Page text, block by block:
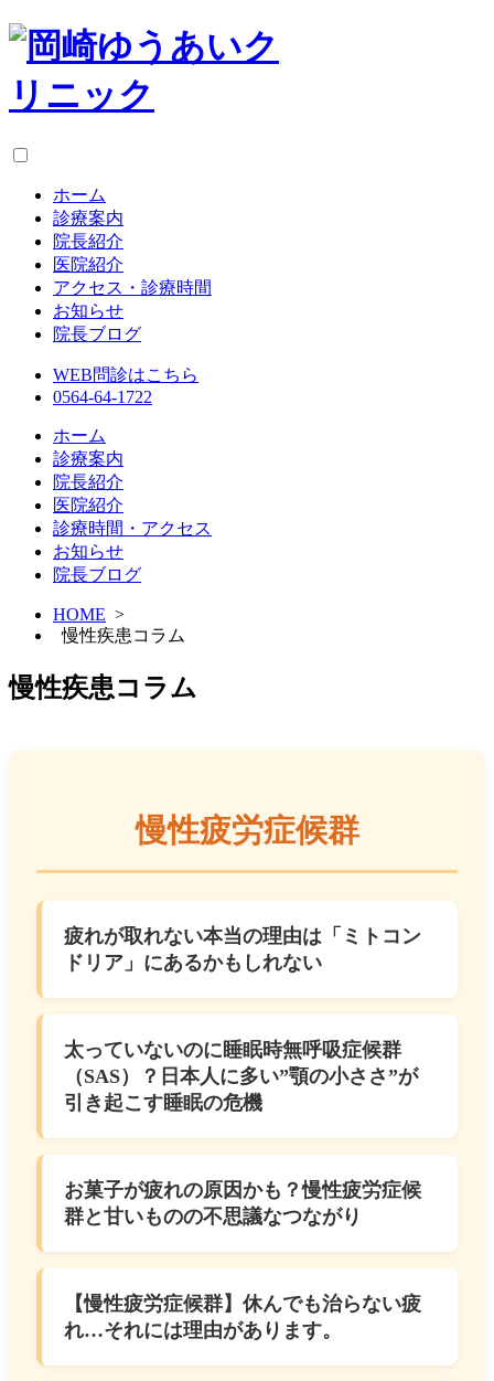
ホーム
診療案内
院長紹介
医院紹介
アクセス・診療時間
お知らせ
院長ブログ
WEB問診はこちら
0564-64-1722
ホーム
診療案内
院長紹介
医院紹介
診療時間・アクセス
お知らせ
院長ブログ
HOME >
慢性疾患コラム
慢性疾患コラム
慢性疲労症候群
疲れが取れない本当の理由は「ミトコン
ドリア」にあるかもしれない
太っていないのに睡眠時無呼吸症候群
（SAS）？日本人に多い”顎の小ささ”が
引き起こす睡眠の危機
お菓子が疲れの原因かも？慢性疲労症候
群と甘いものの不思議なつながり
【慢性疲労症候群】休んでも治らない疲
れ…それには理由があります。